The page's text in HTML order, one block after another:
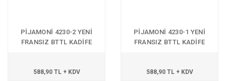
PİJAMONİ 4230-2 YENİ
FRANSIZ BTTL KADİFE
588,90 TL + KDV
PİJAMONİ 4230-1 YENİ
FRANSIZ BTTL KADİFE
588,90 TL + KDV